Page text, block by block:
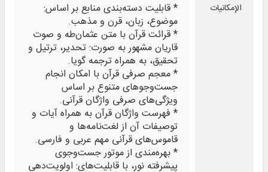
الإمكانيات
* قابلیت دسته‌بندی منابع بر اساس:
موضوع، زبان، قرن و مذهب.
* قرائت قرآن با متن عثمان‌طه و صوت
قاریان مشهور به صورت: تحدیر، ترتیل و
تحقیق، به همراه ترجمه گویا.
* معجم صرفی قرآن با امکان انجام
جست‌وجوهای متنوع بر اساس
ویژگی‌های صرفی واژگان قرآنی.
* فهرست واژگان قرآن به همراه آیات و
توصیفات آن از لغت‌نامه‌ها و
قاموس‌های قرآنی مهم عربی و فارسی.
* بهره‌مندی از موتور جست‌وجوی
پیشرفته نور، با قابلیت‌های: اولویت‌دهی